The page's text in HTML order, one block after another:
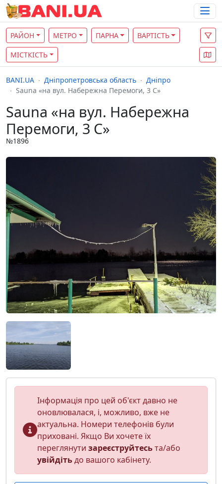
РАЙОН МЕТРО ПАРНА ВАРТІСТЬ
МІСТКІСТЬ
BANI.UA Дніпропетровська область
Дніпро
Sauna «на вул. Набережна Перемоги, 3 С»
Sauna «на вул. Набережна
Перемоги, 3 С»
№1896
Інформація про цей об'єкт давно не
оновлювалася, і, можливо, вже не
актуальна. Номери телефонів були
приховані. Якщо Ви хочете їх
переглянути зареєструйтесьта/або
увійдітьдо вашого кабінету.